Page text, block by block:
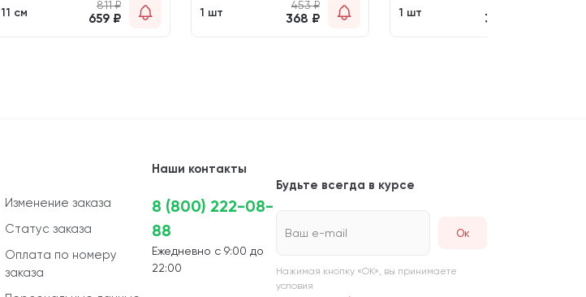
11 см
811₽
659 ₽ 1 шт
453₽
368 ₽ 1 шт 334
Изменение заказа
Статус заказа
Оплата по номеру
заказа
Наши контакты
8 (800) 222-08-
88
Ежедневно с 9:00 до
22:00
Будьте всегда в курсе
Ваш e-mail
Нажимая кнопку «ОК», вы принимаете
условия